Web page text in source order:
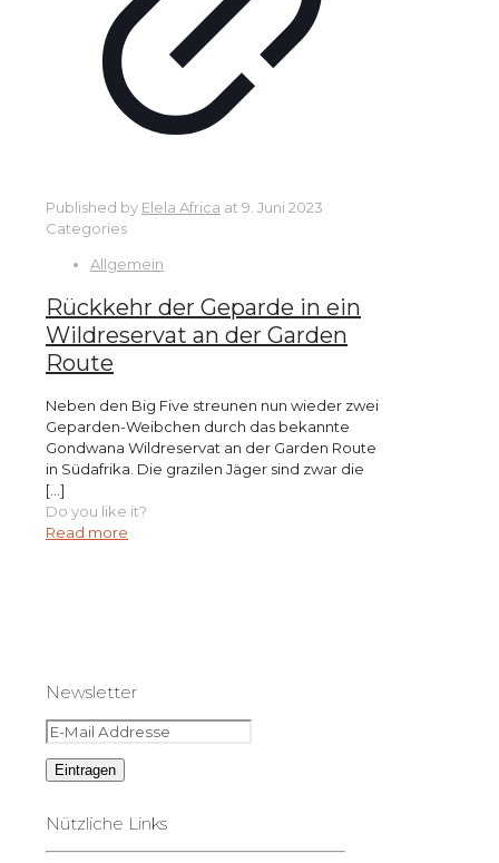
Published by Elela Africa at 9. Juni 2023
Categories
Allgemein
Rückkehr der Geparde in ein
Wildreservat an der Garden
Route
Neben den Big Five streunen nun wieder zwei
Geparden-Weibchen durch das bekannte
Gondwana Wildreservat an der Garden Route
in Südafrika. Die grazilen Jäger sind zwar die
[…]
Do you like it?
Read more
Newsletter
Nützliche Links